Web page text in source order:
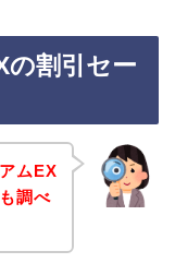
の割引セー
ムEX
調べ